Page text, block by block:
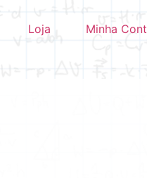
Loja Minha